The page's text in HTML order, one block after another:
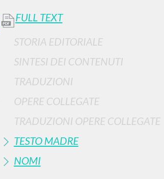
FULL TEXT
STORIA EDITORIALE
SINTESI DEI CONTENUTI
TRADUZIONI
OPERE COLLEGATE
TRADUZIONI OPERE COLLEGATE
TESTO MADRE
NOMI
LUIGI
scritti